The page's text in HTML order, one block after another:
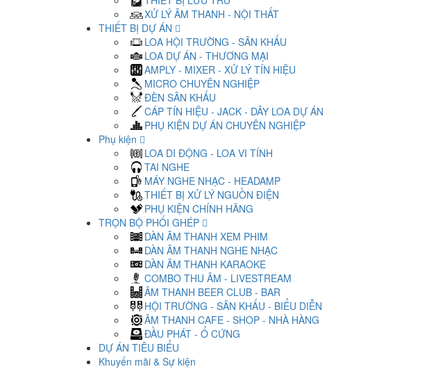
XỬ LÝ ÂM THANH - NỘI THẤT
THIẾT BỊ DỰ ÁN
LOA HỘI TRƯỜNG - SÂN KHẤU
LOA DỰ ÁN - THƯƠNG MẠI
AMPLY - MIXER - XỬ LÝ TÍN HIỆU
MICRO CHUYÊN NGHIỆP
ĐÈN SÂN KHẤU
CÁP TÍN HIỆU - JACK - DÂY LOA DỰ ÁN
PHỤ KIỆN DỰ ÁN CHUYÊN NGHIỆP
Phụ kiện
LOA DI ĐỘNG - LOA VI TÍNH
TAI NGHE
MÁY NGHE NHẠC - HEADAMP
THIẾT BỊ XỬ LÝ NGUỒN ĐIỆN
PHỤ KIỆN CHÍNH HÃNG
TRỌN BỘ PHỐI GHÉP
DÀN ÂM THANH XEM PHIM
DÀN ÂM THANH NGHE NHẠC
DÀN ÂM THANH KARAOKE
COMBO THU ÂM - LIVESTREAM
ÂM THANH BEER CLUB - BAR
HỘI TRƯỜNG - SÂN KHẤU - BIỂU DIỄN
ÂM THANH CAFE - SHOP - NHÀ HÀNG
ĐẦU PHÁT - Ổ CỨNG
DỰ ÁN TIÊU BIỂU
Khuyến mãi & Sự kiện